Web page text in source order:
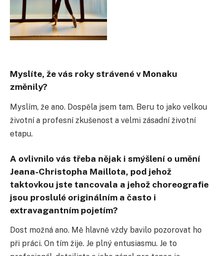
Myslíte, že vás roky strávené v Monaku
změnily?
Myslím, že ano. Dospěla jsem tam. Beru to jako velkou
životní a profesní zkušenost a velmi zásadní životní
etapu.
A ovlivnilo vás třeba nějak i smýšlení o umění
Jeana-Christopha Maillota, pod jehož
taktovkou jste tancovala a jehož choreografie
jsou proslulé originálním a často i
extravagantním pojetím?
Dost možná ano. Mě hlavně vždy bavilo pozorovat ho
při práci. On tím žije. Je plný entusiasmu. Je to